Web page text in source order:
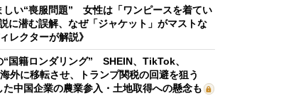
しい“喪服問題” 女性は「ワンピースを着てい
に潜む誤解、なぜ「ジャケット」がマストな
レクターが解説》
“国籍ロンダリング” SHEIN、TikTok、
外に移転させ、トランプ関税の回避を狙う
中国企業の農業参入・土地取得への懸念も